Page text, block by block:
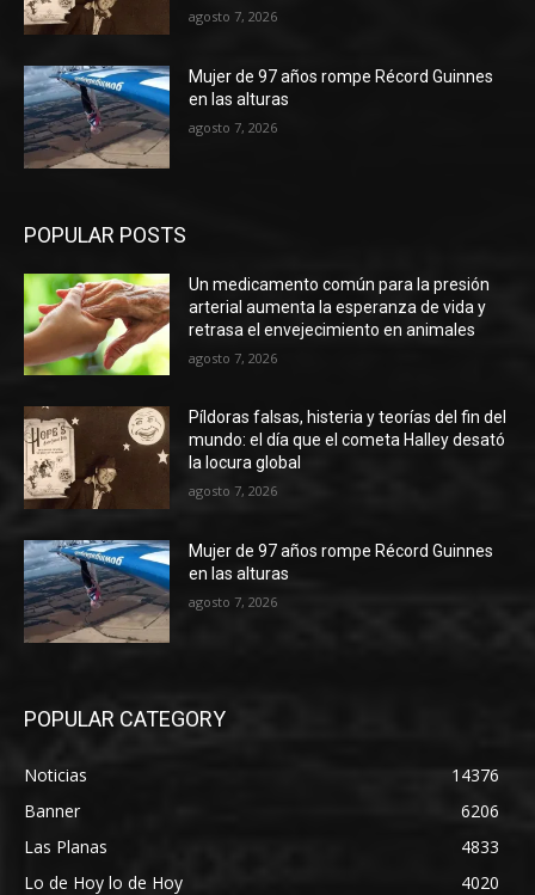
agosto 7, 2026
Mujer de 97 años rompe Récord Guinnes
en las alturas
agosto 7, 2026
POPULAR POSTS
Un medicamento común para la presión
arterial aumenta la esperanza de vida y
retrasa el envejecimiento en animales
agosto 7, 2026
Píldoras falsas, histeria y teorías del fin del
mundo: el día que el cometa Halley desató
la locura global
agosto 7, 2026
Mujer de 97 años rompe Récord Guinnes
en las alturas
agosto 7, 2026
POPULAR CATEGORY
Noticias
14376
Banner
6206
Las Planas
4833
Lo de Hoy lo de Hoy
4020